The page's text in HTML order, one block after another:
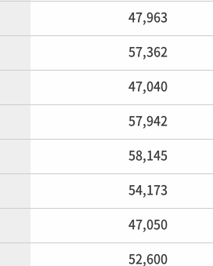
47,963
57,362
47,040
57,942
58,145
54,173
47,050
52,600